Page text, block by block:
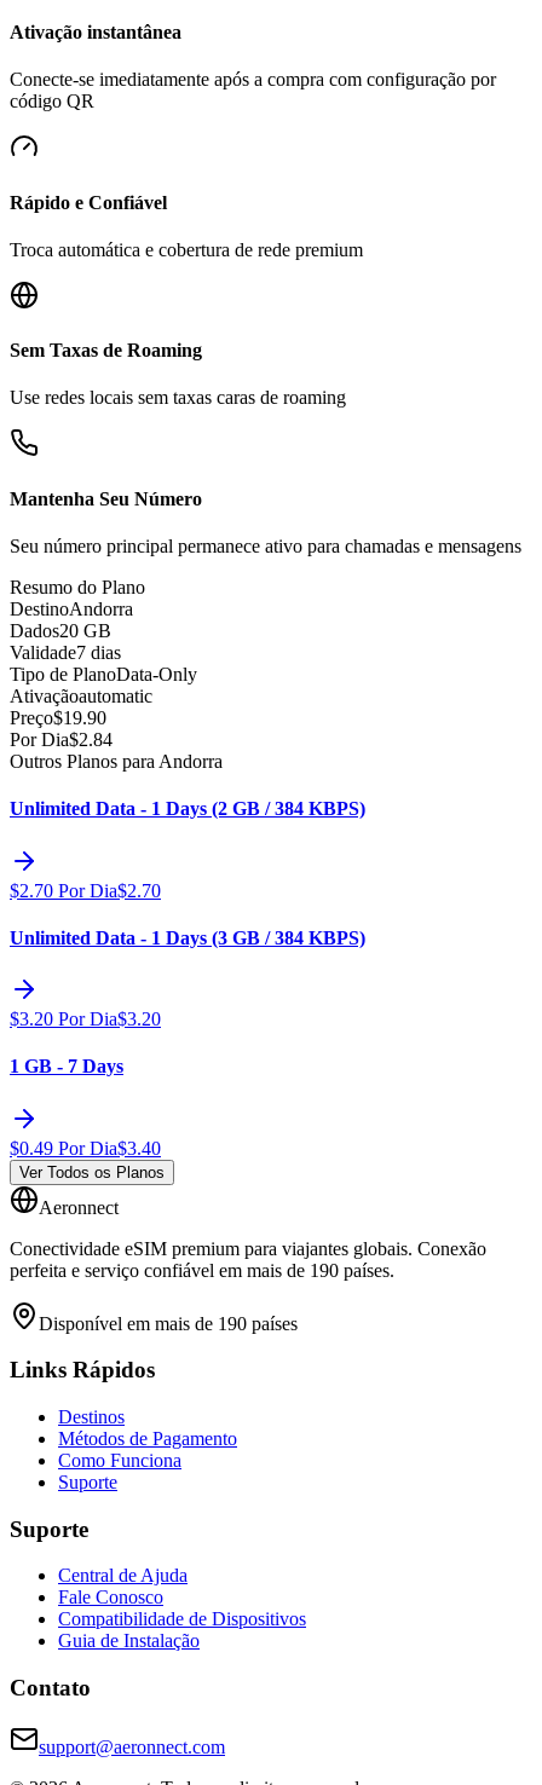
Ativação instantânea
Conecte-se imediatamente após a compra com configuração por
código QR
Rápido e Confiável
Troca automática e cobertura de rede premium
Sem Taxas de Roaming
Use redes locais sem taxas caras de roaming
Mantenha Seu Número
Seu número principal permanece ativo para chamadas e mensagens
Resumo do Plano
DestinoAndorra
Dados20 GB
Validade7 dias
Tipo de PlanoData-Only
Ativaçãoautomatic
Preço$19.90
Por Dia$2.84
Outros Planos para Andorra
Unlimited Data - 1 Days (2 GB / 384 KBPS)
$2.70 Por Dia$2.70
Unlimited Data - 1 Days (3 GB / 384 KBPS)
$3.20 Por Dia$3.20
1 GB - 7 Days
$0.49 Por Dia$3.40
Ver Todos os Planos
Aeronnect
Conectividade eSIM premium para viajantes globais. Conexão
perfeita e serviço confiável em mais de 190 países.
Disponível em mais de 190 países
Links Rápidos
Destinos
Métodos de Pagamento
Como Funciona
Suporte
Suporte
Central de Ajuda
Fale Conosco
Compatibilidade de Dispositivos
Guia de Instalação
Contato
support@aeronnect.com